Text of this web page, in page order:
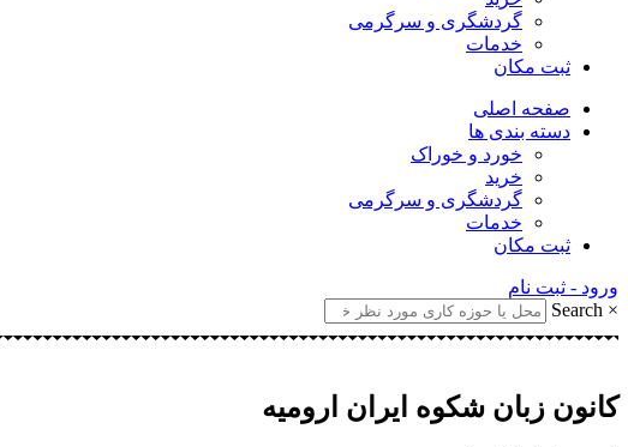
گردشگری و سرگرمی
خدمات
ثبت مکان
صفحه اصلی
دسته بندی ها
خورد و خوراک
خرید
گردشگری و سرگرمی
خدمات
ثبت مکان
ورود - ثبت نام
×
Search
کانون زبان شکوه ایران ارومیه